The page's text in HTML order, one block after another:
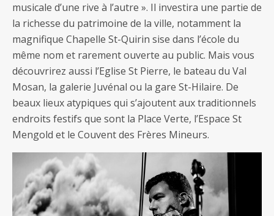
musicale d’une rive à l’autre ». Il investira une partie de
la richesse du patrimoine de la ville, notamment la
magnifique Chapelle St-Quirin sise dans l’école du
même nom et rarement ouverte au public. Mais vous
découvrirez aussi l’Eglise St Pierre, le bateau du Val
Mosan, la galerie Juvénal ou la gare St-Hilaire. De
beaux lieux atypiques qui s’ajoutent aux traditionnels
endroits festifs que sont la Place Verte, l’Espace St
Mengold et le Couvent des Frères Mineurs.